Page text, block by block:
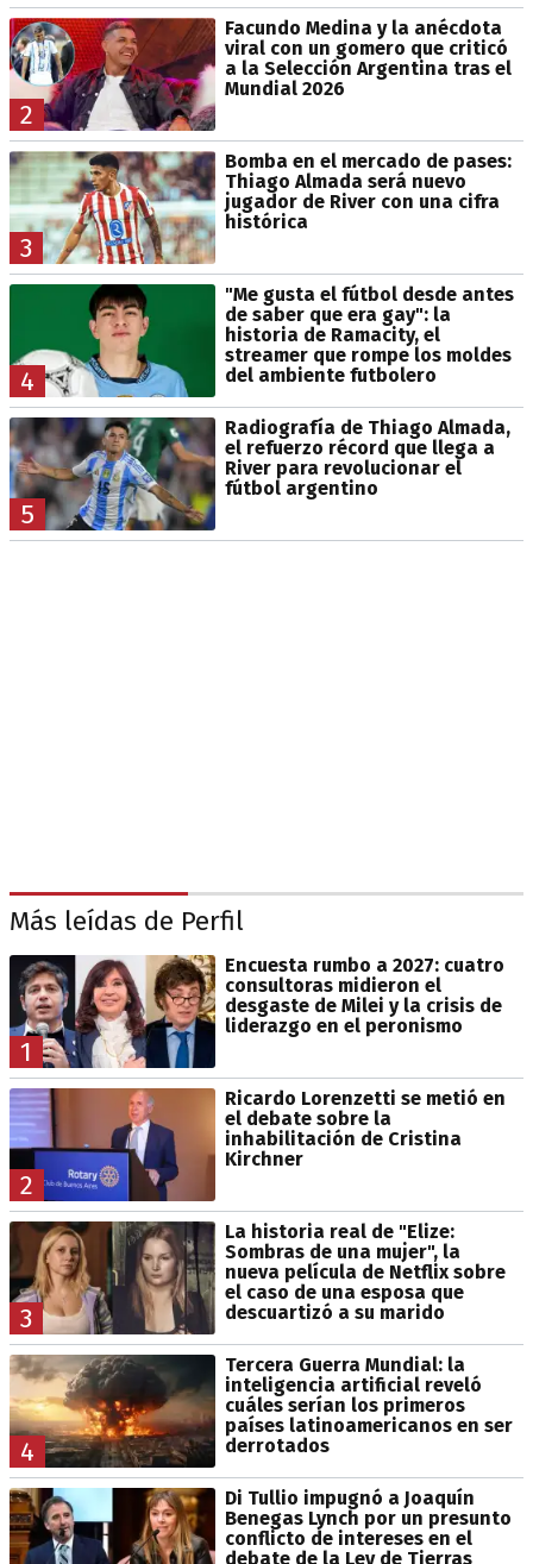
2
Facundo Medina y la anécdota
viral con un gomero que criticó
a la Selección Argentina tras el
Mundial 2026
3
Bomba en el mercado de pases:
Thiago Almada será nuevo
jugador de River con una cifra
histórica
4
"Me gusta el fútbol desde antes
de saber que era gay": la
historia de Ramacity, el
streamer que rompe los moldes
del ambiente futbolero
5
Radiografía de Thiago Almada,
el refuerzo récord que llega a
River para revolucionar el
fútbol argentino
Más leídas de Perfil
1
Encuesta rumbo a 2027: cuatro
consultoras midieron el
desgaste de Milei y la crisis de
liderazgo en el peronismo
2
Ricardo Lorenzetti se metió en
el debate sobre la
inhabilitación de Cristina
Kirchner
3
La historia real de "Elize:
Sombras de una mujer", la
nueva película de Netflix sobre
el caso de una esposa que
descuartizó a su marido
4
Tercera Guerra Mundial: la
inteligencia artificial reveló
cuáles serían los primeros
países latinoamericanos en ser
derrotados
Di Tullio impugnó a Joaquín
Benegas Lynch por un presunto
conflicto de intereses en el
debate de la Ley de Tierras